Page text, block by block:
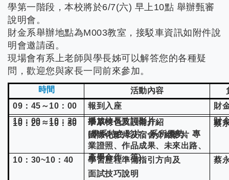
學第一階段，本校將於6/7(六) 早上10點 舉辦甄審
說明會。
財金系舉辦地點為M003教室，接駁車資訊如附件說
明會邀請函。
現場會有系上老師與學長姊可以解答您的各種疑
問， 歡迎您與家長一同前來參加。
時間 活動內容
09 ：45～10：00 報到入座
財
10 ：00～10：20
播放校長致詞影片、
國際化影片及宿舍介紹影片
財
10 ：20～10：30
學系特色及設備介紹
(學系特色影片、系所優勢、專
業證照、作品成果、未來出路、
產學合作…等)
蔡
10 ：30~10：40
學習歷程準備指引方向及
面試技巧說明
蔡